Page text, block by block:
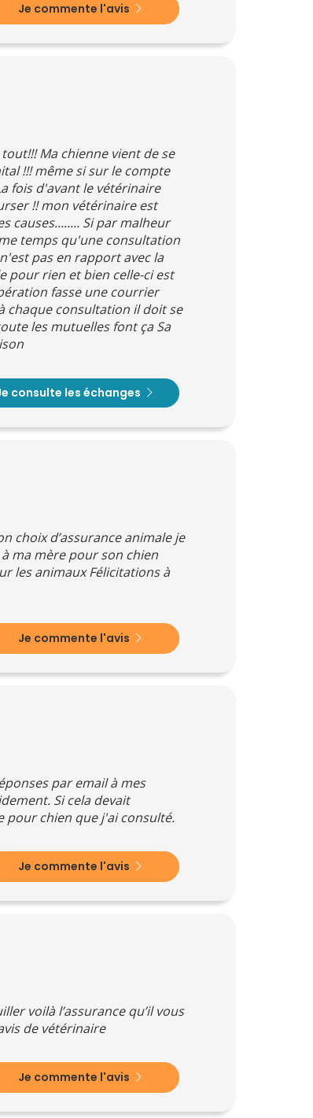
Je commente l'avis
Ma chienne vient de se
!!! même si sur le compte
fois d'avant le vétérinaire
!! mon vétérinaire est
causes........ Si par malheur
temps qu'une consultation
pas en rapport avec la
pour rien et bien celle-ci est
fasse une courrier
chaque consultation il doit se
les mutuelles font ça Sa
consulte les échanges
choix d’assurance animale je
ma mère pour son chien
les animaux Félicitations à
Je commente l'avis
par email à mes
Si cela devait
pour chien que j'ai consulté.
Je commente l'avis
voilà l’assurance qu’il vous
de vétérinaire
Je commente l'avis